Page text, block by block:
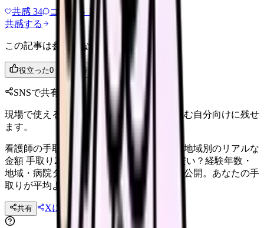
共感 34 コメント 2
共感する
この記事は参考になりましたか？
役立った0 参考になった 0
SNSで共有
現場で使えるポイントを、同僚やあとで読む自分向けに残せ
ます。
看護師の手取り20万円は普通？経験年数・地域別のリアルな
金額 手取り20万円は看護師として普通？安い？経験年数・
地域・病院タイプ別の手取り額をデータで公開。あなたの手
取りが平均より低い場合の対処法も。
共有 Xに投稿 LINE 投稿文コピー